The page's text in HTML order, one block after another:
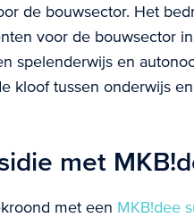
de bouwsector. Het
voor de bouwsector
spelenderwijs en
kloof tussen onderwijs
met
met een MKB!dee